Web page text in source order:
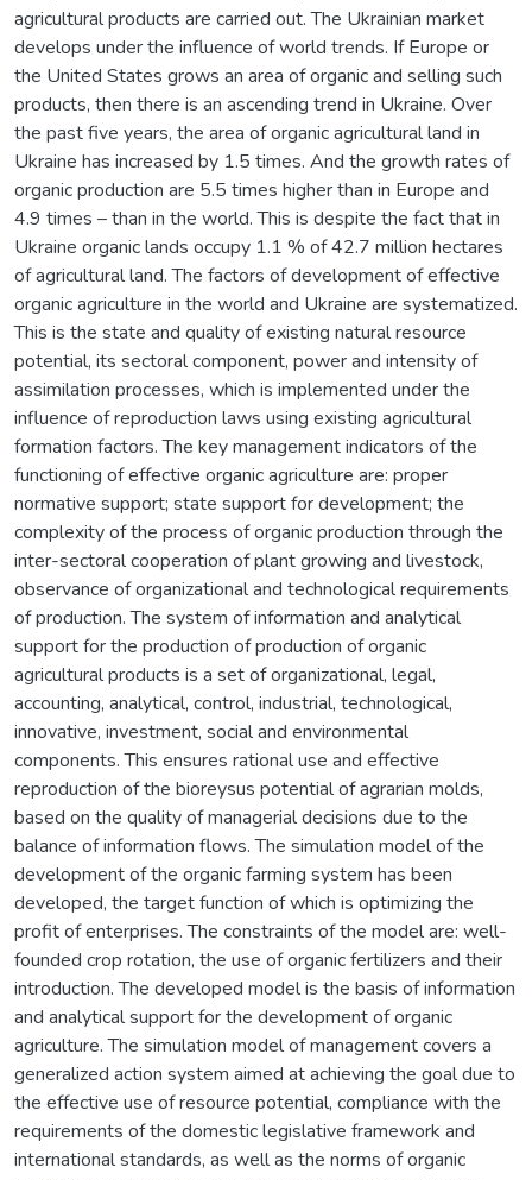
agricultural products are carried out. The Ukrainian market
develops under the influence of world trends. If Europe or
the United States grows an area of organic and selling such
products, then there is an ascending trend in Ukraine. Over
the past five years, the area of organic agricultural land in
Ukraine has increased by 1.5 times. And the growth rates of
organic production are 5.5 times higher than in Europe and
4.9 times – than in the world. This is despite the fact that in
Ukraine organic lands occupy 1.1 % of 42.7 million hectares
of agricultural land. The factors of development of effective
organic agriculture in the world and Ukraine are systematized.
This is the state and quality of existing natural resource
potential, its sectoral component, power and intensity of
assimilation processes, which is implemented under the
influence of reproduction laws using existing agricultural
formation factors. The key management indicators of the
functioning of effective organic agriculture are: proper
normative support; state support for development; the
complexity of the process of organic production through the
inter-sectoral cooperation of plant growing and livestock,
observance of organizational and technological requirements
of production. The system of information and analytical
support for the production of production of organic
agricultural products is a set of organizational, legal,
accounting, analytical, control, industrial, technological,
innovative, investment, social and environmental
components. This ensures rational use and effective
reproduction of the bioreysus potential of agrarian molds,
based on the quality of managerial decisions due to the
balance of information flows. The simulation model of the
development of the organic farming system has been
developed, the target function of which is optimizing the
profit of enterprises. The constraints of the model are: well-
founded crop rotation, the use of organic fertilizers and their
introduction. The developed model is the basis of information
and analytical support for the development of organic
agriculture. The simulation model of management covers a
generalized action system aimed at achieving the goal due to
the effective use of resource potential, compliance with the
requirements of the domestic legislative framework and
international standards, as well as the norms of organic